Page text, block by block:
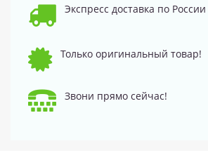
Экспресс доставка по России
Только оригинальный товар!
Звони прямо сейчас!